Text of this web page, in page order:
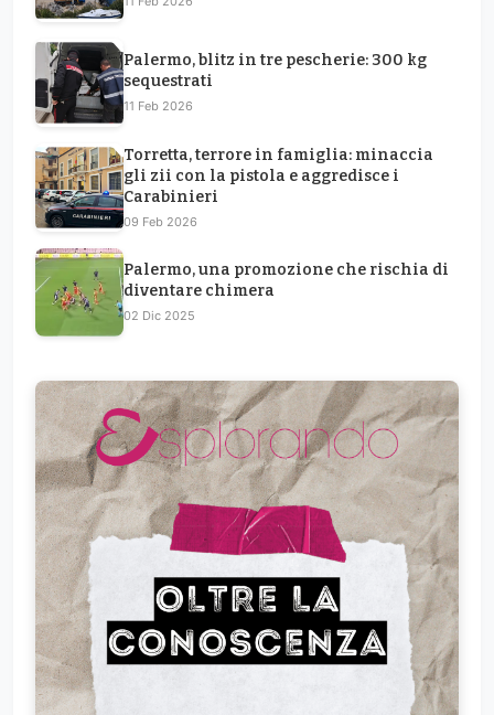
Palermo, blitz in tre pescherie: 300 kg
sequestrati
11 Feb 2026
Torretta, terrore in famiglia: minaccia
gli zii con la pistola e aggredisce i
Carabinieri
09 Feb 2026
Palermo, una promozione che rischia di
diventare chimera
02 Dic 2025